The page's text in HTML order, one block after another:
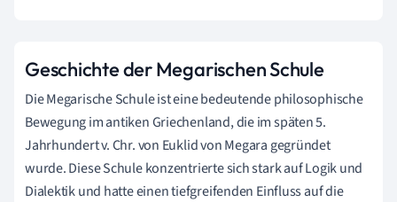
Geschichte der Megarischen Schule
Die Megarische Schule ist eine bedeutende philosophische
Bewegung im antiken Griechenland, die im späten 5.
Jahrhundert v. Chr. von Euklid von Megara gegründet
wurde. Diese Schule konzentrierte sich stark auf Logik und
Dialektik und hatte einen tiefgreifenden Einfluss auf die